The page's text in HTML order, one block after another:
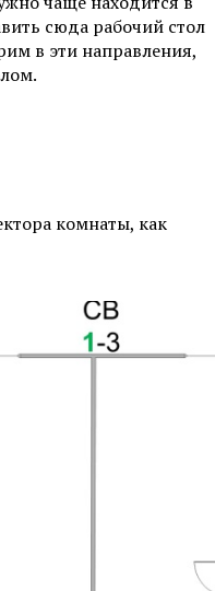
сюда рабочий стол
в эти направления,
комнаты, как